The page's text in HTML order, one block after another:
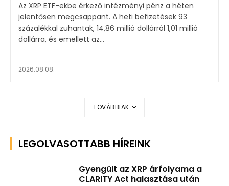
Az XRP ETF-ekbe érkező intézményi pénz a héten
jelentősen megcsappant. A heti befizetések 93
százalékkal zuhantak, 14,86 millió dollárról 1,01 millió
dollárra, és emellett az...
2026.08.08.
TOVÁBBIAK
LEGOLVASOTTABB HÍREINK
Gyengült az XRP árfolyama a
CLARITY Act halasztása után